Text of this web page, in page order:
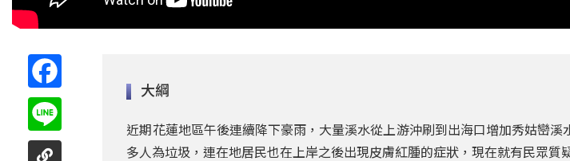
大綱
近期花蓮地區午後連續降下豪雨，大量溪水從上游沖刷到出海口增加秀姑巒
多人為垃圾，連在地居民也在上岸之後出現皮膚紅腫的症狀，現在就有民眾質